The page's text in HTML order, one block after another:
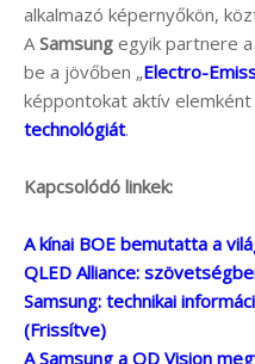
alkalmazó képernyőkön,
ASamsung egyik partnere a
be a jövőben „Electro-
képpontokat aktív elemként
technológiát.
Kapcsolódó linkek:
A kínai BOE bemutatta a
QLED Alliance:
Samsung: technikai
(Frissítve)
A Samsung a QD Vision